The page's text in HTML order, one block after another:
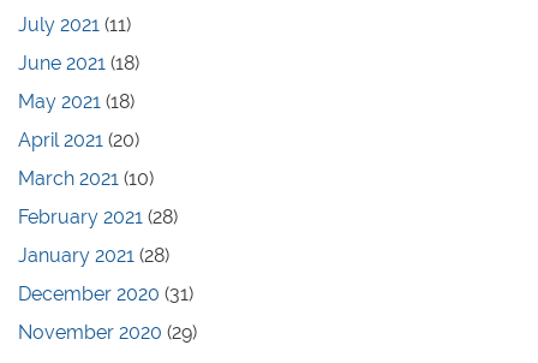
July 2021 (11)
June 2021 (18)
May 2021 (18)
April 2021 (20)
March 2021 (10)
February 2021 (28)
January 2021 (28)
December 2020 (31)
November 2020 (29)